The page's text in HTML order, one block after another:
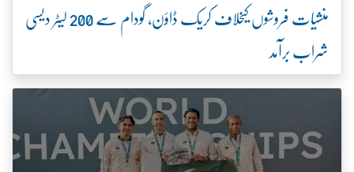
منشیات فروشوں کیخلاف کریک ڈاؤن، گودام سے 200 لیٹر دیسی
شراب برآمد